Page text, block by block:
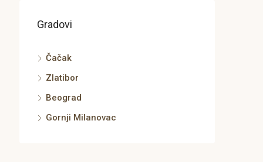
Gradovi
Čačak
Zlatibor
Beograd
Gornji Milanovac